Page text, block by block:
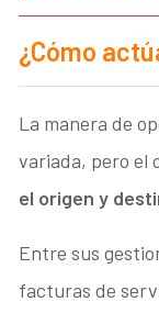
¿Cómo
La manera de
variada, pero el
el origen y
Entre sus
facturas de